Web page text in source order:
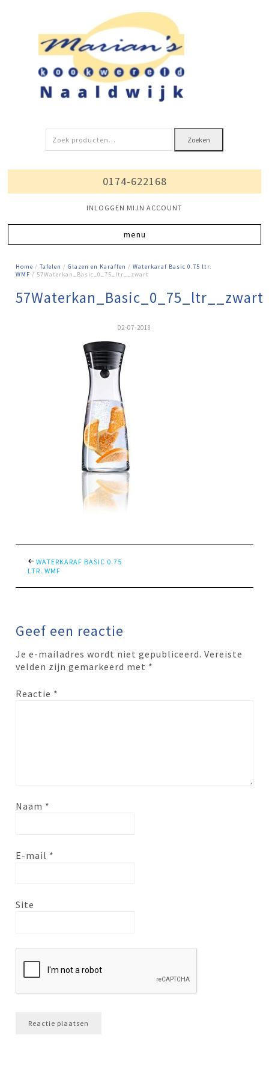
Zoeken
naar:
Zoeken
0174-622168
INLOGGEN MIJN ACCOUNT
Home /Tafelen /Glazen en Karaffen /Waterkaraf Basic 0.75 ltr.
WMF / 57Waterkan_Basic_0_75_ltr__zwart
57Waterkan_Basic_0_75_ltr__zwart
02-07-2018
WATERKARAF BASIC 0.75
LTR. WMF
Geef een reactie
Je e-mailadres wordt niet gepubliceerd. Vereiste
velden zijn gemarkeerd met *
Reactie *
Naam *
E-mail *
Site